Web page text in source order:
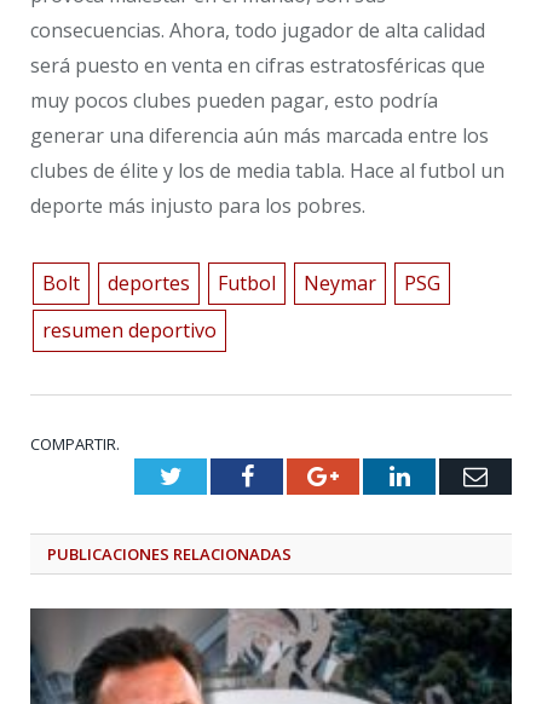
consecuencias. Ahora, todo jugador de alta calidad
será puesto en venta en cifras estratosféricas que
muy pocos clubes pueden pagar, esto podría
generar una diferencia aún más marcada entre los
clubes de élite y los de media tabla. Hace al futbol un
deporte más injusto para los pobres.
Bolt deportes Futbol Neymar
PSG
resumen deportivo
COMPARTIR.
TwitterFacebookGoogle+LinkedIn
PUBLICACIONES RELACIONADAS